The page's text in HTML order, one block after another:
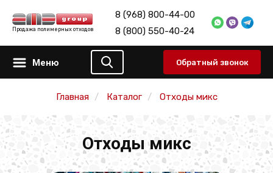
Продажа полимерных отходов
8 (968) 800-44-00
8 (800) 550-40-24
Меню Обратный звонок
Главная Каталог Отходы микс
Отходы микс